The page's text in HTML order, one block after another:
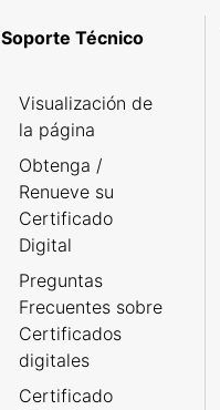
Soporte Técnico
Visualización de
la página
Obtenga /
Renueve su
Certificado
Digital
Preguntas
Frecuentes sobre
Certificados
digitales
Certificado